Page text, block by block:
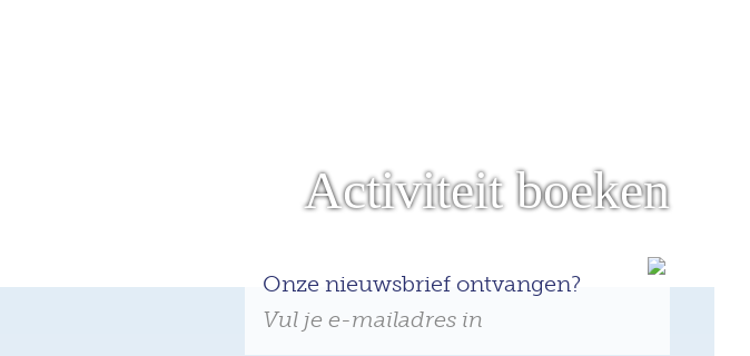
Activiteit boeken
Onze nieuwsbrief ontvangen?
Vul je e-mailadres in